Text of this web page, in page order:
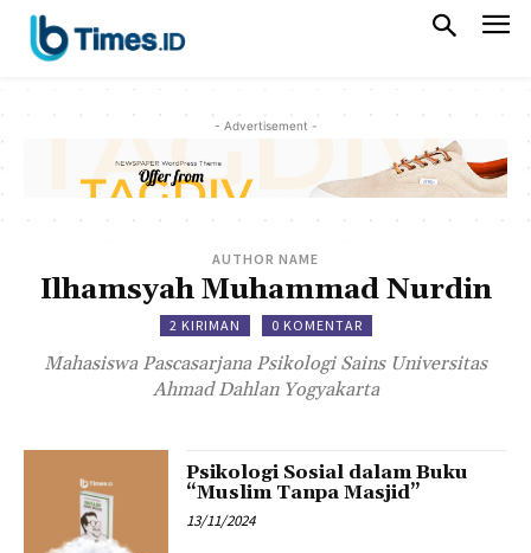
- Advertisement -
AUTHOR NAME
Ilhamsyah Muhammad Nurdin
2 KIRIMAN 0 KOMENTAR
Mahasiswa Pascasarjana Psikologi Sains Universitas
Ahmad Dahlan Yogyakarta
Psikologi Sosial dalam Buku
“Muslim Tanpa Masjid”
13/11/2024